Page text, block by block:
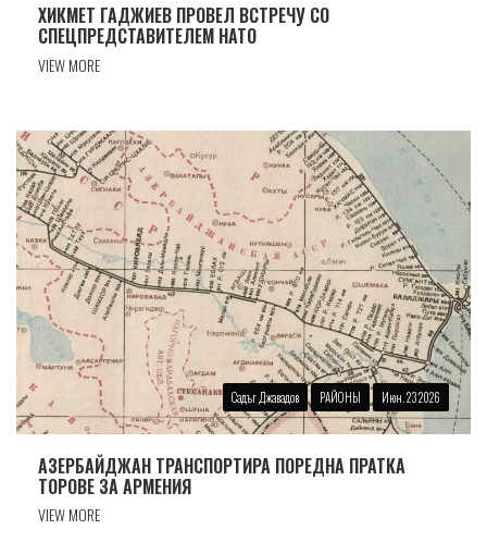
ХИКМЕТ ГАДЖИЕВ ПРОВЕЛ ВСТРЕЧУ СО
СПЕЦПРЕДСТАВИТЕЛЕМ НАТО
VIEW MORE
Садъг Джавадов РАЙОНЫ Июн. 23 2026
АЗЕРБАЙДЖАН ТРАНСПОРТИРА ПОРЕДНА ПРАТКА
ТОРОВЕ ЗА АРМЕНИЯ
VIEW MORE